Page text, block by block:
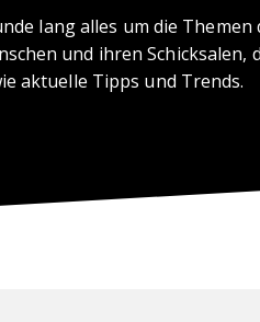
lang alles um die Themen
und ihren Schicksalen,
aktuelle Tipps und Trends.